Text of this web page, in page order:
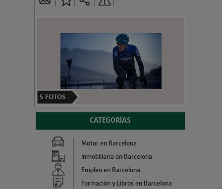
5 FOTOS
CATEGORÍAS
Motor en Barcelona
Inmobiliaria en Barcelona
Empleo en Barcelona
Formación y Libros en Barcelona